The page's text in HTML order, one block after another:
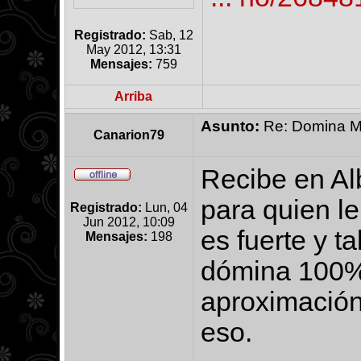
Registrado: Sab, 12
May 2012, 13:31
Mensajes: 759
Arriba
Canarion79
Asunto: Re: Domina
Registrado: Lun, 04
Jun 2012, 10:09
Mensajes: 198
Recibe en
para quien
es fuerte y
dómina
eso.